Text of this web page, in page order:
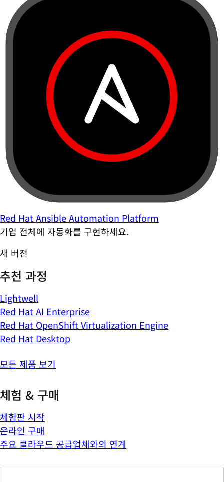
Red Hat Ansible Automation Platform
기업 전체에 자동화를 구현하세요.
새 버전
추천 과정
Lightwell
Red Hat AI Enterprise
Red Hat OpenShift Virtualization Engine
Red Hat Desktop
모든 제품 보기
체험 & 구매
체험판 시작
온라인 구매
주요 클라우드 공급업체와의 연계